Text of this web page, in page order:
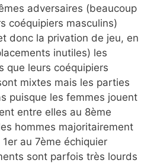
adversaires (beaucoup
coéquipiers masculins)
donc la privation de jeu, en
inutiles) les
que leurs coéquipiers
mixtes mais les parties
puisque les femmes jouent
entre elles au 8ème
hommes majoritairement
au 7ème échiquier
sont parfois très lourds